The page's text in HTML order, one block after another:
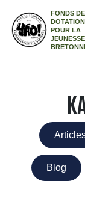
FONDS DE
DOTATION
POUR LA
JEUNESSE
Blog